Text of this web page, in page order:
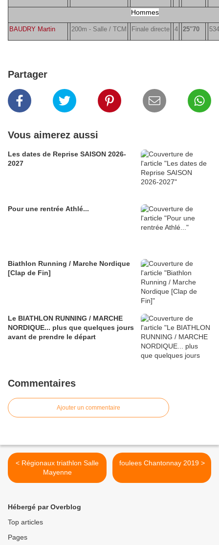
Hommes
BAUDRY Martin 200m - Salle / TCM Finale directe 4 25''70 534
Partager
Vous aimerez aussi
Les dates de Reprise SAISON 2026-
2027
Pour une rentrée Athlé...
Biathlon Running / Marche Nordique
[Clap de Fin]
Le BIATHLON RUNNING / MARCHE
NORDIQUE... plus que quelques jours
avant de prendre le départ
Commentaires
Ajouter un commentaire
< Régionaux triathlon Salle
Mayenne
foulees Chantonnay 2019 >
Hébergé par Overblog
Top articles
Pages